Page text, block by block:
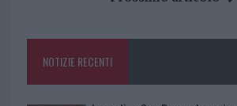
o
k
p
NOTIZIE RECENTI